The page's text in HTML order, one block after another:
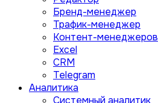
Бренд-менеджер
Трафик-менеджер
Контент-менеджеров
Excel
CRM
Telegram
Аналитика
Системный аналитик